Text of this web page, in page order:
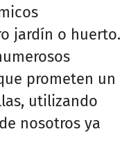
jardín o huerto.
prometen un
utilizando
nosotros ya